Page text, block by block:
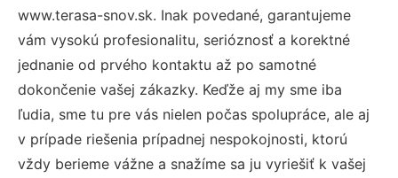
www.terasa-snov.sk. Inak povedané, garantujeme
vám vysokú profesionalitu, serióznosť a korektné
jednanie od prvého kontaktu až po samotné
dokončenie vašej zákazky. Keďže aj my sme iba
ľudia, sme tu pre vás nielen počas spolupráce, ale aj
v prípade riešenia prípadnej nespokojnosti, ktorú
vždy berieme vážne a snažíme sa ju vyriešiť k vašej